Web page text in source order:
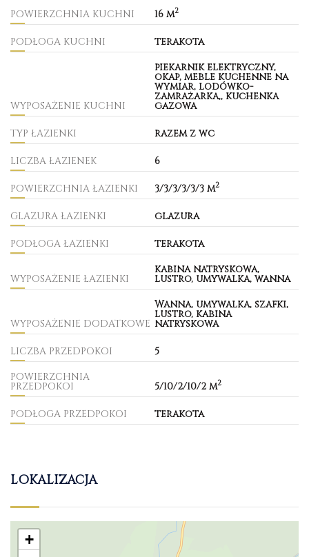
POWIERZCHNIA KUCHNI 16 m2
PODŁOGA KUCHNI terakota
WYPOSAŻENIE KUCHNI
piekarnik elektryczny,
okap, meble kuchenne na
wymiar, lodówko-
zamrażarka,, kuchenka
gazowa
TYP ŁAZIENKI razem z wc
LICZBA ŁAZIENEK 6
POWIERZCHNIA ŁAZIENKI 3/3/3/3/3/3 m2
GLAZURA ŁAZIENKI glazura
PODŁOGA ŁAZIENKI terakota
WYPOSAŻENIE ŁAZIENKI
kabina natryskowa,
lustro, umywalka, wanna
WYPOSAŻENIE DODATKOWE
Wanna, umywalka, szafki,
lustro, kabina
natryskowa
LICZBA PRZEDPOKOI
5
POWIERZCHNIA
PRZEDPOKOI 5/10/2/10/2 m2
PODŁOGA PRZEDPOKOI terakota
LOKALIZACJA
+